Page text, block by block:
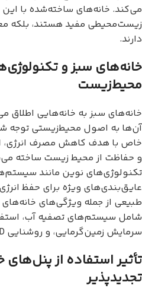
می‌کند. خانه‌های ساخته‌شده با این
زیست‌محیطی مفید هستند، بلکه
دارند.
خانه‌های سبز و
محیط‌زیست
خانه‌های سبز به خانه‌هایی
آن‌ها به اصول محیط‌زیستی توجه
خاص با هدف کاهش مصرف انرژی،
و حفاظت از محیط زیست ساخته
تکنولوژی‌های نوین مانند
عایق‌بندی‌های ویژه برای حفظ
طبیعی از جمله ویژگی‌های
شامل سیستم‌های تصفیه آب،
سرمایش زمین‌گرمایی، و روشنایی LED کم‌مصرف هستند.
تأثیر استفاده از
تجدیدپذیر